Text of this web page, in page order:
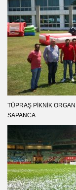
TÜPRAŞ PIKNIK
SAPANCA